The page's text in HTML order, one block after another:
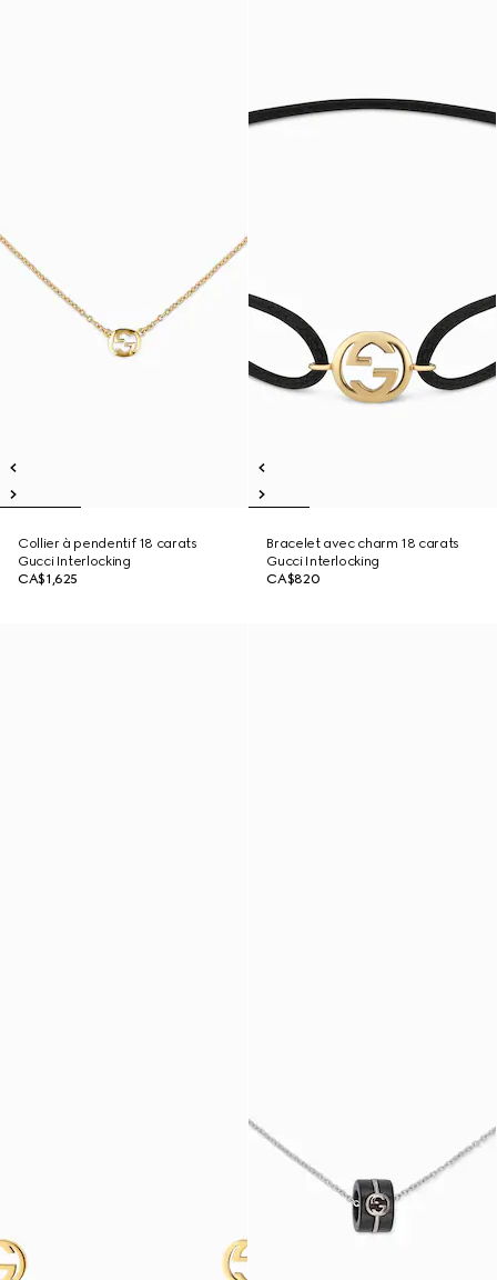
Collier à pendentif 18 carats
Gucci Interlocking
CA$1,625
Bracelet avec charm 18 carats
Gucci Interlocking
CA$820